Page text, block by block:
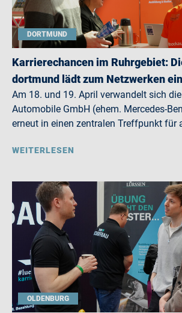
DORTMUND
Karrierechancen im Ruhrgebiet:
dortmund lädt zum Netzwerken ein
Am 18. und 19. April verwandelt sich
Automobile GmbH (ehem. Mercedes-
erneut in einen zentralen Treffpunkt für
WEITERLESEN
OLDENBURG